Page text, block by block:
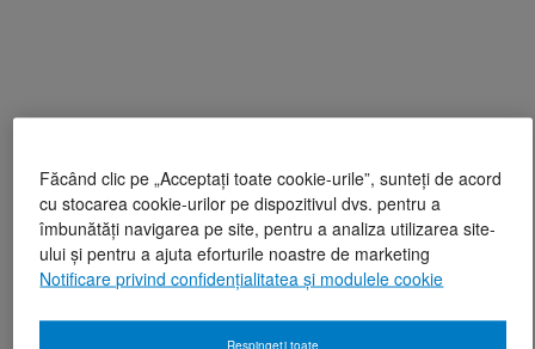
Făcând clic pe „Acceptați toate cookie-urile”, sunteți de acord
cu stocarea cookie-urilor pe dispozitivul dvs. pentru a
îmbunătăți navigarea pe site, pentru a analiza utilizarea site-
ului și pentru a ajuta eforturile noastre de marketing
Notificare privind confidențialitatea și modulele cookie
Respingeți toate